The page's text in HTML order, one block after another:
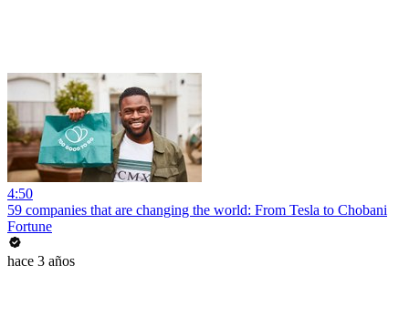
4:50
59 companies that are changing the world: From Tesla to Chobani
Fortune
hace 3 años